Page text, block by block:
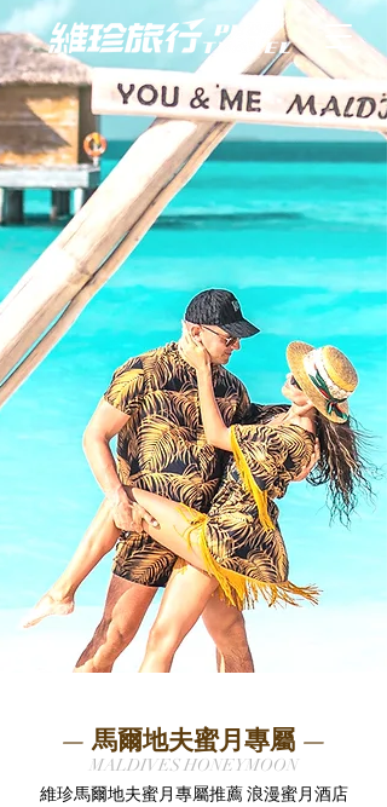
— 馬爾地夫蜜月專屬 —
MALDIVES HONEYMOON
維珍馬爾地夫蜜月專屬推薦 浪漫蜜月酒店